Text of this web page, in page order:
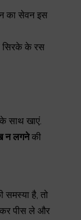
का सेवन इस
सिरके के रस
साथ खाएं.
न लगनेकी
है, तो
पीस ले और